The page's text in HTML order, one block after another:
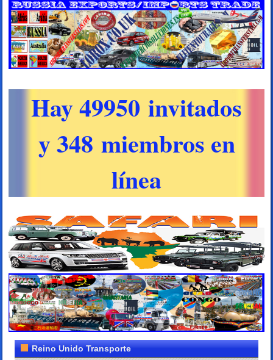
Hay 49950 invitados
y 348 miembros en
línea
Reino Unido Transporte